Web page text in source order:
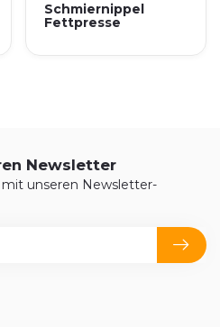
Schmiernippel
Fettpresse
Newsletter
unseren Newsletter-